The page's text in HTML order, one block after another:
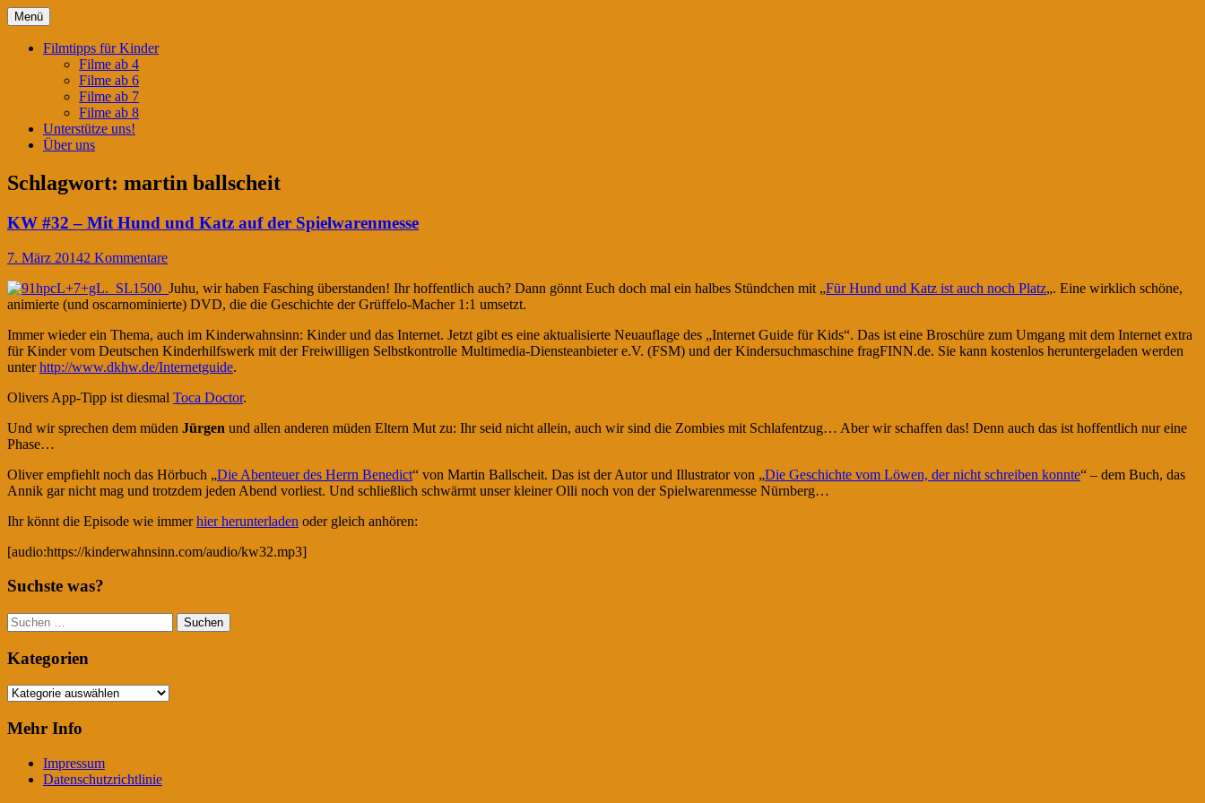
Springe
zum
InhaltKinderwahnsinn
Menü
Filmtipps für Kinder
Filme ab 4
Filme ab 6
Filme ab 7
Filme ab 8
Unterstütze uns!
Über uns
Schlagwort: martin ballscheit
KW #32 – Mit Hund und Katz auf der Spielwarenmesse
7. März 20142 Kommentare
Juhu, wir haben Fasching überstanden! Ihr hoffentlich auch? Dann gönnt Euch doch mal ein halbes Stündchen mit „Für Hund und Katz ist auch noch Platz„. Eine wirklich schöne,
animierte (und oscarnominierte) DVD, die die Geschichte der Grüffelo-Macher 1:1 umsetzt.
Immer wieder ein Thema, auch im Kinderwahnsinn: Kinder und das Internet. Jetzt gibt es eine aktualisierte Neuauflage des „Internet Guide für Kids“. Das ist eine Broschüre zum Umgang mit dem Internet extra
für Kinder vom Deutschen Kinderhilfswerk mit der Freiwilligen Selbstkontrolle Multimedia-Diensteanbieter e.V. (FSM) und der Kindersuchmaschine fragFINN.de. Sie kann kostenlos heruntergeladen werden
unterhttp://www.dkhw.de/Internetguide.
Olivers App-Tipp ist diesmal Toca Doctor.
Und wir sprechen dem müden Jürgen und allen anderen müden Eltern Mut zu: Ihr seid nicht allein, auch wir sind die Zombies mit Schlafentzug… Aber wir schaffen das! Denn auch das ist hoffentlich nur eine
Phase…
Oliver empfiehlt noch das Hörbuch „Die Abenteuer des Herrn Benedict“ von Martin Ballscheit. Das ist der Autor und Illustrator von „Die Geschichte vom Löwen, der nicht schreiben konnte“ – dem Buch, das
Annik gar nicht mag und trotzdem jeden Abend vorliest. Und schließlich schwärmt unser kleiner Olli noch von der Spielwarenmesse Nürnberg…
Ihr könnt die Episode wie immerhier herunterladen oder gleich anhören:
[audio:https://kinderwahnsinn.com/audio/kw32.mp3]
Suchste was?
Suchen
nach:
Kategorien
Kategorien
Mehr Info
Impressum
Datenschutzrichtlinie